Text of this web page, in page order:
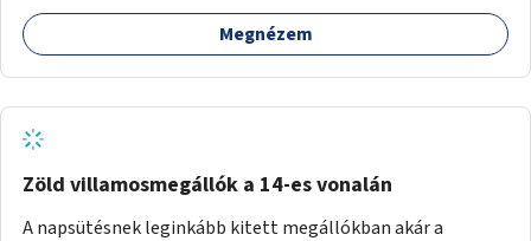
Megnézem
Zöld villamosmegállók a 14-es vonalán
A napsütésnek leginkább kitett megállókban akár a